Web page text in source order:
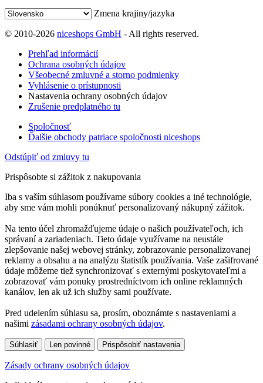
Zmena krajiny/jazyka
© 2010-2026 niceshops GmbH - All rights reserved.
Prehľad informácií
Ochrana osobných údajov
Všeobecné zmluvné a storno podmienky
Vyhlásenie o prístupnosti
Nastavenia ochrany osobných údajov
Zrušenie predplatného tu
Spoločnosť
Ďalšie obchody patriace spoločnosti niceshops
Odstúpiť od zmluvy tu
Prispôsobte si zážitok z nakupovania
Iba s vaším súhlasom používame súbory cookies a iné technológie,
aby sme vám mohli ponúknuť personalizovaný nákupný zážitok.
Na tento účel zhromažďujeme údaje o našich používateľoch, ich
správaní a zariadeniach. Tieto údaje využívame na neustále
zlepšovanie našej webovej stránky, zobrazovanie personalizovanej
reklamy a obsahu a na analýzu štatistík používania. Vaše zašifrované
údaje môžeme tiež synchronizovať s externými poskytovateľmi a
zobrazovať vám ponuky prostredníctvom ich online reklamných
kanálov, len ak už ich služby sami používate.
Pred udelením súhlasu sa, prosím, oboznámte s nastaveniami a
našimi zásadami ochrany osobných údajov.
Súhlasiť Len povinné Prispôsobiť nastavenia
Zásady ochrany osobných údajov